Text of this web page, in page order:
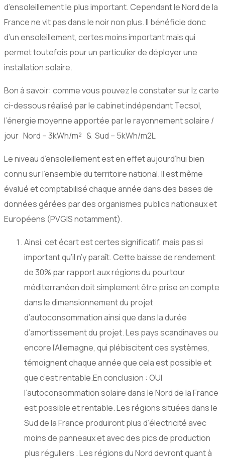
d’ensoleillement le plus important. Cependant le Nord de la
France ne vit pas dans le noir non plus. Il bénéficie donc
d’un ensoleillement, certes moins important mais qui
permet toutefois pour un particulier de déployer une
installation solaire.
Bon à savoir: comme vous pouvez le constater sur lz carte
ci-dessous réalisé par le cabinet indépendant Tecsol,
l’énergie moyenne apportée par le rayonnement solaire /
jour Nord – 3kWh/m² & Sud – 5kWh/m2L
Le niveau d’ensoleillement est en effet aujourd’hui bien
connu sur l’ensemble du territoire national. Il est même
évalué et comptabilisé chaque année dans des bases de
données gérées par des organismes publics nationaux et
Européens (PVGIS notamment).
Ainsi, cet écart est certes significatif, mais pas si
important qu’il n’y paraît. Cette baisse de rendement
de 30% par rapport aux régions du pourtour
méditerranéen doit simplement être prise en compte
dans le dimensionnement du projet
d’autoconsommation ainsi que dans la durée
d’amortissement du projet. Les pays scandinaves ou
encore l’Allemagne, qui plébiscitent ces systèmes,
témoignent chaque année que cela est possible et
que c’est rentable.En conclusion : OUI
l’autoconsommation solaire dans le Nord de la France
est possible et rentable. Les régions situées dans le
Sud de la France produiront plus d’électricité avec
moins de panneaux et avec des pics de production
plus réguliers . Les régions du Nord devront quant à